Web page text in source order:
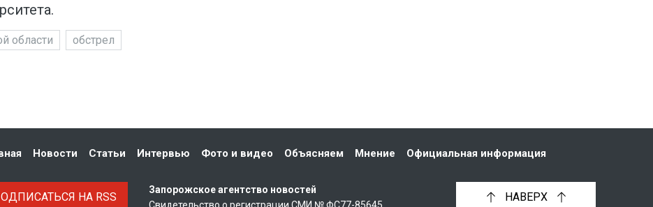
области обстрел
НАВЕРХ
НА RSS
Новости Статьи Интервью Фото и видео Объясняем Мнение Официальная информация
Запорожское агентство новостей